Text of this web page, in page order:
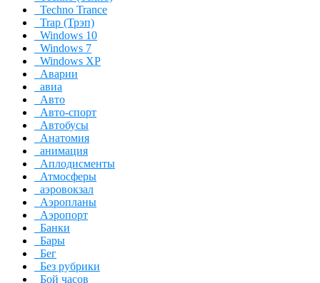
Techno Trance
Trap (Трэп)
Windows 10
Windows 7
Windows XP
Аварии
авиа
Авто
Авто-спорт
Автобусы
Анатомия
анимация
Аплодисменты
Атмосферы
аэровокзал
Аэропланы
Аэропорт
Банки
Бары
Бег
Без рубрики
Бой часов